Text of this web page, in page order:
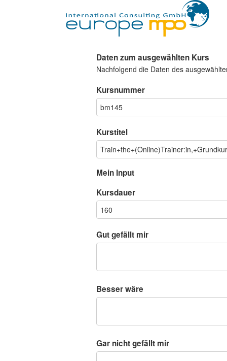
Daten zum ausgewählten Kurs
Nachfolgend die Daten des
Kursnummer
Kurstitel
Mein Input
Kursdauer
Gut gefällt mir
Besser wäre
Gar nicht gefällt mir